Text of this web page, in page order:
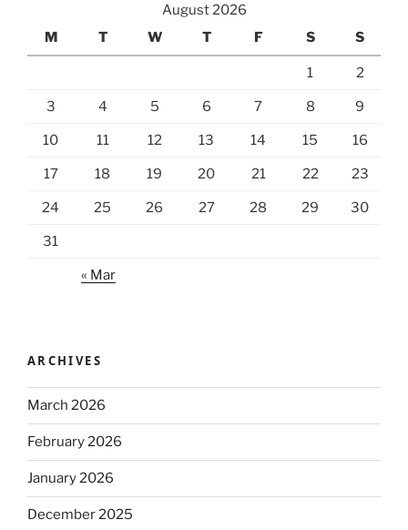
August 2026
M
T W T F S S
1 2
3 4 5 6 7 8 9
10 11 12 13 14 15 16
17 18 19 20 21 22 23
24 25 26 27 28 29 30
31
« Mar
ARCHIVES
March 2026
February 2026
January 2026
December 2025